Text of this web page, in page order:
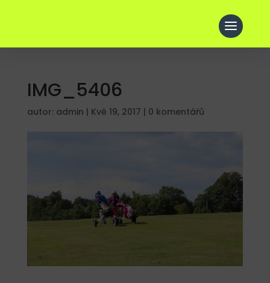
IMG_5406
autor: admin | Kvě 19, 2017 | 0 komentářů